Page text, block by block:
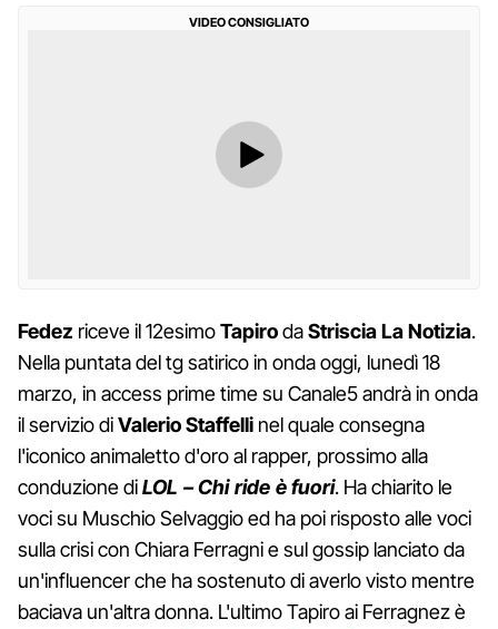
VIDEO CONSIGLIATO
Fedez riceve il 12esimoTapirodaStriscia La Notizia.
Nella puntata del tg satirico in onda oggi, lunedì 18
marzo, in access prime time su Canale5 andrà in onda
il servizio diValerio Staffelli nel quale consegna
l'iconico animaletto d'oro al rapper, prossimo alla
conduzione diLOL – Chi ride è fuori. Ha chiarito le
voci su Muschio Selvaggio ed ha poi risposto alle voci
sulla crisi con Chiara Ferragni e sul gossip lanciato da
un'influencer che ha sostenuto di averlo visto mentre
baciava un'altra donna. L'ultimo Tapiro ai Ferragnez è